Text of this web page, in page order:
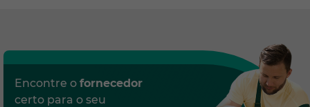
Encontre o fornecedor
certo para o seu